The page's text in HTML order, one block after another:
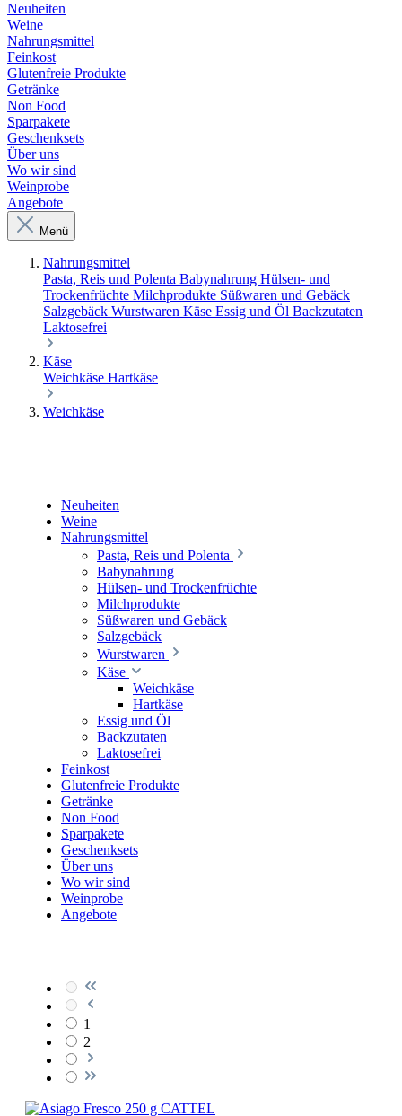
Neuheiten
Weine
Nahrungsmittel
Feinkost
Glutenfreie Produkte
Getränke
Non Food
Sparpakete
Geschenksets
Über uns
Wo wir sind
Weinprobe
Angebote
Menü
Nahrungsmittel
Pasta, Reis und Polenta Babynahrung Hülsen- und
Trockenfrüchte Milchprodukte Süßwaren und Gebäck
Salzgebäck Wurstwaren Käse Essig und Öl Backzutaten
Laktosefrei
Käse
Weichkäse Hartkäse
Weichkäse
Neuheiten
Weine
Nahrungsmittel
Pasta, Reis und Polenta
Babynahrung
Hülsen- und Trockenfrüchte
Milchprodukte
Süßwaren und Gebäck
Salzgebäck
Wurstwaren
Käse
Weichkäse
Hartkäse
Essig und Öl
Backzutaten
Laktosefrei
Feinkost
Glutenfreie Produkte
Getränke
Non Food
Sparpakete
Geschenksets
Über uns
Wo wir sind
Weinprobe
Angebote
1
2